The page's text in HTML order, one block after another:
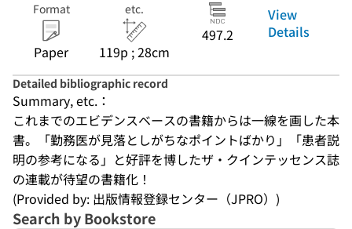
Format
Paper
etc.
119p ; 28cm
497.2
View
Details
Detailed bibliographic record
Summary, etc.：
これまでのエビデンスベースの書籍からは一線を画した本
書。「勤務医が見落としがちなポイントばかり」「患者説
明の参考になる」と好評を博したザ・クインテッセンス誌
の連載が待望の書籍化！
(Provided by: 出版情報登録センター（JPRO）)
Search by Bookstore